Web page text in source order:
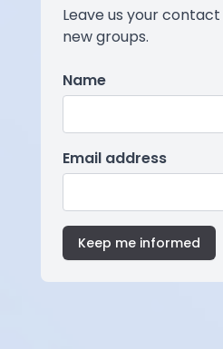
Leave us your
new groups.
Name
Email address
Keep me informed